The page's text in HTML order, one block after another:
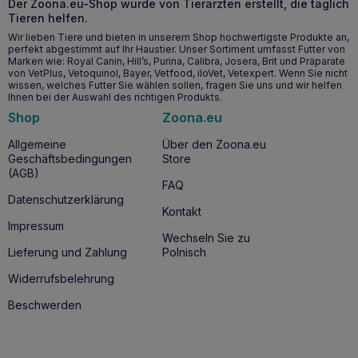
Der Zoona.eu-Shop wurde von Tierärzten erstellt, die täglich
Tieren helfen.
Wir lieben Tiere und bieten in unserem Shop hochwertigste Produkte an,
perfekt abgestimmt auf Ihr Haustier. Unser Sortiment umfasst Futter von
Marken wie: Royal Canin, Hill’s, Purina, Calibra, Josera, Brit und Präparate
von VetPlus, Vetoquinol, Bayer, Vetfood, iloVet, Vetexpert. Wenn Sie nicht
wissen, welches Futter Sie wählen sollen, fragen Sie uns und wir helfen
Ihnen bei der Auswahl des richtigen Produkts.
Shop
Allgemeine
Geschäftsbedingungen
(AGB)
Datenschutzerklärung
Impressum
Lieferung und Zahlung
Widerrufsbelehrung
Beschwerden
Zoona.eu
Über den Zoona.eu
Store
FAQ
Kontakt
Wechseln Sie zu
Polnisch